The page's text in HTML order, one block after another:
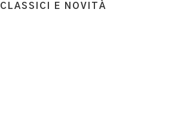
CLASSICI E NOVITÀ